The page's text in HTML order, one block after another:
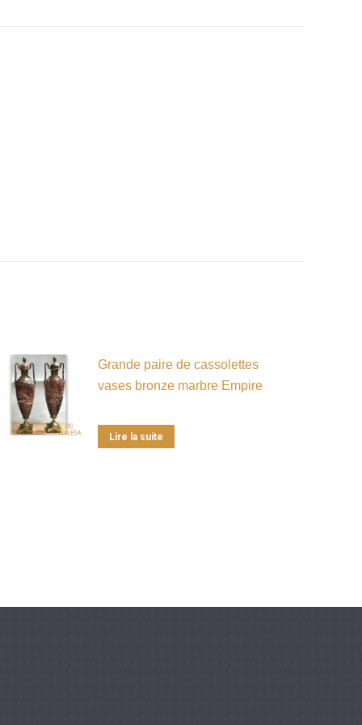
Grande paire de cassolettes
vases bronze marbre Empire
Lire la suite